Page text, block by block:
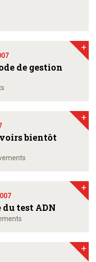
de gestion
+
bientôt
+
du test ADN
+
+